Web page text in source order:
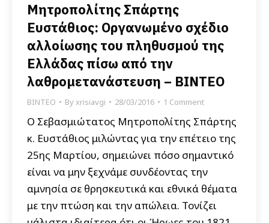
Μητροπολίτης Σπάρτης
Ευστάθιος: Οργανωμένο σχέδιο
αλλοίωσης του πληθυσμού της
Ελλάδας πίσω από την
λαθρομετανάστευση – ΒΙΝΤΕΟ
ΒΙΝΤΕΟ Byxrisiavgi 28/03/2016 1 Comment
Ο Σεβασμιώτατος Μητροπολίτης Σπάρτης
κ. Ευστάθιος μιλώντας για την επέτειο της
25ης Μαρτίου, σημειώνει πόσο σημαντικό
είναι να μην ξεχνάμε συνδέοντας την
αμνησία σε θρησκευτικά και εθνικά θέματα
με την πτώση και την απώλεια. Τονίζει